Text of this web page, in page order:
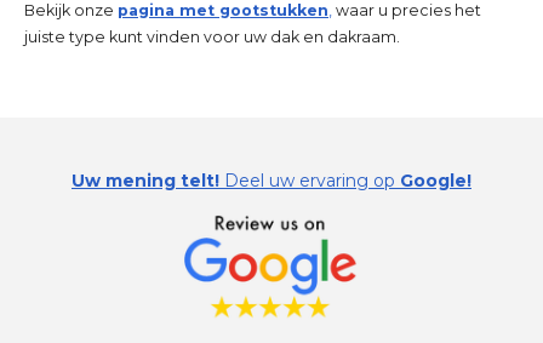
Bekijk onze pagina met gootstukken, waar u precies het
juiste type kunt vinden voor uw dak en dakraam.
Uw mening telt! Deel uw ervaring op Google!